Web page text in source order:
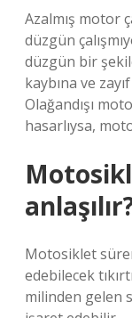
Azalmış motor
düzgün
düzgün bir
kaybına ve
Olağandışı
hasarlıysa,
Motosiklet
edebilecek
milinden gelen